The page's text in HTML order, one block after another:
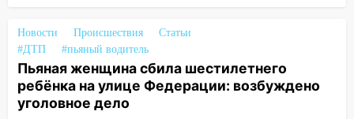
как устраняют последствия мощного
шторма
13:49 Стихия продолжает крушить
Ульяновск: дерево рухнуло на дом на
Орджоникидзе
Новости Происшествия
Статьи
#ДТП
#пьяный водитель
Пьяная женщина сбила шестилетнего
ребёнка на улице Федерации: возбуждено
уголовное дело